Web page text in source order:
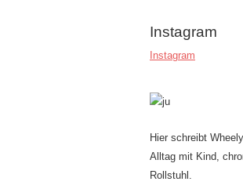
Instagram
Instagram
Hier schreibt
Alltag mit Kind,
Rollstuhl.